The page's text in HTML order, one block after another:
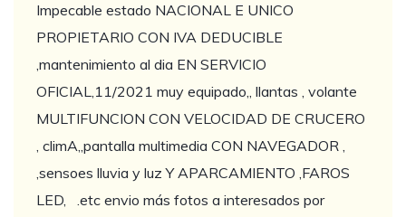
Impecable estado NACIONAL E UNICO
PROPIETARIO CON IVA DEDUCIBLE
,mantenimiento al dia EN SERVICIO
OFICIAL,11/2021 muy equipado,, llantas , volante
MULTIFUNCION CON VELOCIDAD DE CRUCERO
, climA,,pantalla multimedia CON NAVEGADOR ,
,sensoes lluvia y luz Y APARCAMIENTO ,FAROS
LED, .etc envio más fotos a interesados por